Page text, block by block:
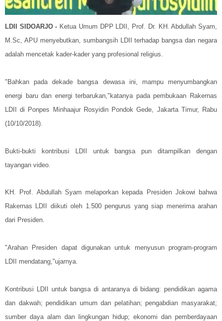
LDII SIDOARJO - Ketua Umum DPP LDII, Prof. Dr. KH. Abdullah Syam,
M.Sc, APU menyebutkan, sumbangsih LDII terhadap bangsa dan negara
adalah mencetak kader-kader yang profesional religius.
"Bahkan pada dekade bangsa dewasa ini, mampu menyumbangkan
energi baru dan energi terbarukan,"katanya pada pembukaan Rakernas
LDII di Ponpes Minhaajur Rosyidin Pondok Gede, Jakarta Timur, Rabu
(10/10/2018).
Bukti-bukti kontribusi LDII untuk bangsa pun ditampilkan dengan
tayangan video.
KH. Prof. Abdullah Syam melaporkan kepada Presiden Jokowi bahwa
Rakernas LDII diikuti oleh 1.500 pengurus yang siap menerima arahan
dari Presiden.
"Arahan Presiden dapat digunakan untuk menyusun program-program
LDII mendatang,"ujarnya.
Kontribusi LDII untuk bangsa di antaranya di bidang: pendidikan agama
dan dakwah; pendidikan umum dan pelatihan; pengabdian masyarakat;
sumber daya alam dan lingkungan hidup; ekonomi dan pemberdayaan